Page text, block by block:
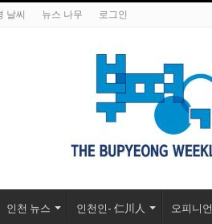
날씨 뉴스 나무 로그인
인천 뉴스 인천인- 仁川人 오피니언